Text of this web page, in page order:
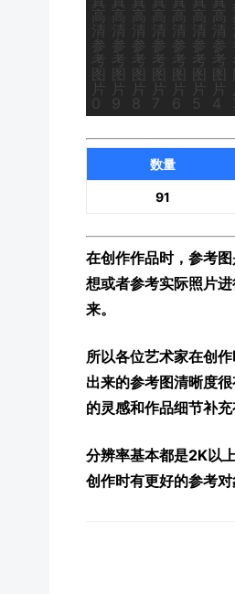
数量
91
在创作作品时，参考
想或者参考实际照片
来。
所以各位艺术家在创
出来的参考图清晰度
的灵感和作品细节补充
分辨率基本都是2K以
创作时有更好的参考